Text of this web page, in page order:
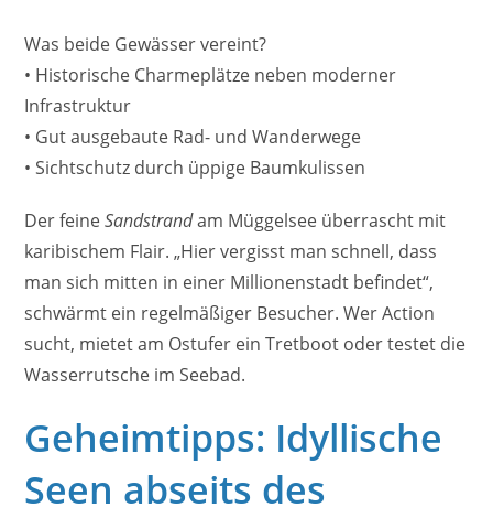
Was beide Gewässer vereint?
• Historische Charmeplätze neben moderner
Infrastruktur
• Gut ausgebaute Rad- und Wanderwege
• Sichtschutz durch üppige Baumkulissen
Der feineSandstrandam Müggelsee überrascht mit
karibischem Flair. „Hier vergisst man schnell, dass
man sich mitten in einer Millionenstadt befindet“,
schwärmt ein regelmäßiger Besucher. Wer Action
sucht, mietet am Ostufer ein Tretboot oder testet die
Wasserrutsche im Seebad.
Geheimtipps: Idyllische
Seen abseits des